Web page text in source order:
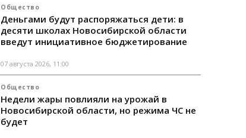
Общество
Деньгами будут распоряжаться дети: в
десяти школах Новосибирской области
введут инициативное бюджетирование
07 августа 2026, 11:00
Общество
Недели жары повлияли на урожай в
Новосибирской области, но режима ЧС не
будет